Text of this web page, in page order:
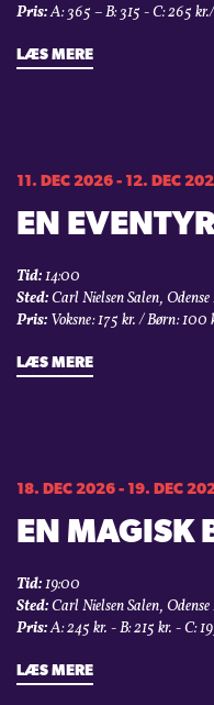
Pris:A: 365 – B: 315 - C: 265
LÆS MERE
11. DEC 2026 - 12. DEC
EN
Tid:14:00
Sted:Carl Nielsen Salen,
Pris: Voksne: 175 kr. / Børn: 100
LÆS MERE
18. DEC 2026 - 19. DEC
EN MAGISK
Tid:19:00
Sted:Carl Nielsen Salen,
Pris:A: 245 kr. - B: 215 kr. - C:
LÆS MERE